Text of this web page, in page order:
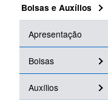
Bolsas e Auxílios
Apresentação
Bolsas
Auxílios